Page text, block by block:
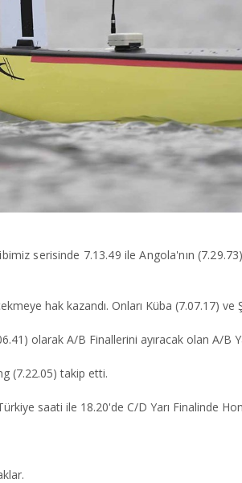
serisinde 7.13.49 ile Angola'nın
hak kazandı. Onları Küba (7.07.17)
olarak A/B Finallerini ayıracak olan A/B
(7.22.05) takip etti.
saati ile 18.20'de C/D Yarı Finalinde